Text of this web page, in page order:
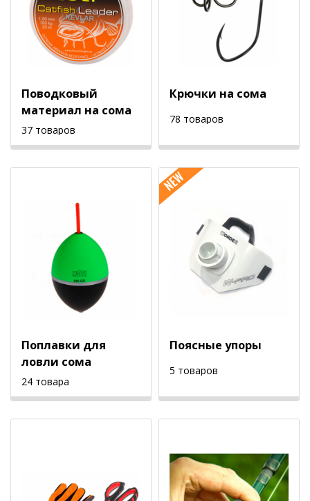
Поводковый
материал на сома
37 товаров
Крючки на сома
78 товаров
Поплавки для
ловли сома
24 товара
Поясные упоры
5 товаров